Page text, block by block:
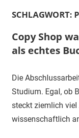
SCHLAGWORT:
Copy Shop
als echtes
Die
Studium. Egal, ob
steckt ziemlich viel
wissenschaftlich